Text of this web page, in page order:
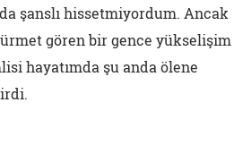
şanslı hissetmiyordum. Ancak
gören bir gence yükselişim
hayatımda şu anda ölene